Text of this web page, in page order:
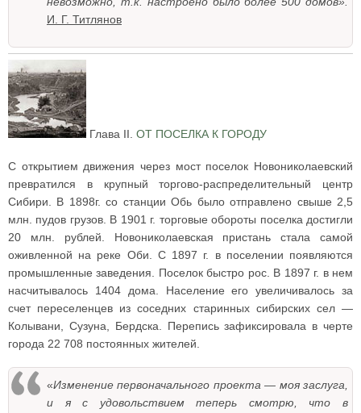
И. Г. Титлянов
Глава II. ОТ ПОСЕЛКА К ГОРОДУ
С открытием движения через мост поселок Новониколаевский
превратился в крупный торгово-распределительный центр
Сибири. В 1898г. со станции Обь было отправлено свыше 2,5
млн. пудов грузов. В 1901 г. торговые обороты поселка достигли
20 млн. рублей. Новониколаевская пристань стала самой
оживленной на реке Оби. С 1897 г. в поселении появляются
промышленные заведения. Поселок быстро рос. В 1897 г. в нем
насчитывалось 1404 дома. Население его увеличивалось за
счет переселенцев из соседних старинных сибирских сел —
Колывани, Сузуна, Бердска. Перепись зафиксировала в черте
города 22 708 постоянных жителей.
«Изменение первоначального проекта — моя заслуга,
и я с удовольствием теперь смотрю, что в